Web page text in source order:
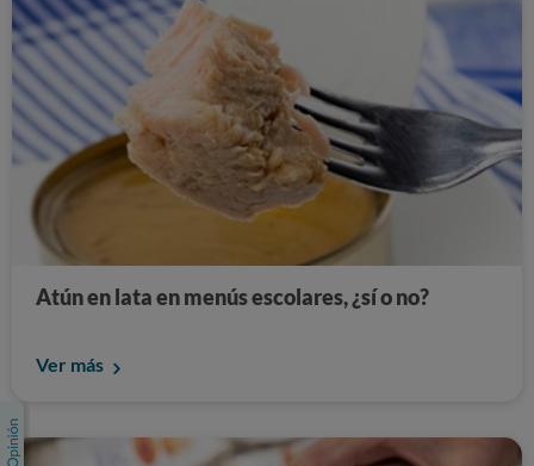
Atún en lata en menús escolares, ¿sí o no?
Ver más